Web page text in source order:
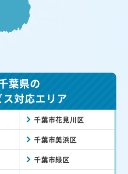
葉県の
ス対応エリア
千葉市花見川区
千葉市美浜区
千葉市緑区